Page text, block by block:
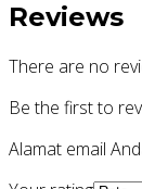
Reviews
There are no
Be the first to
Alamat email